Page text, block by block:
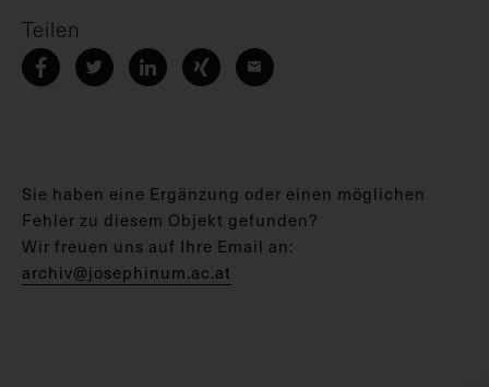
Teilen
Sie haben eine Ergänzung oder einen möglichen
Fehler zu diesem Objekt gefunden?
Wir freuen uns auf Ihre Email an:
archiv@josephinum.ac.at